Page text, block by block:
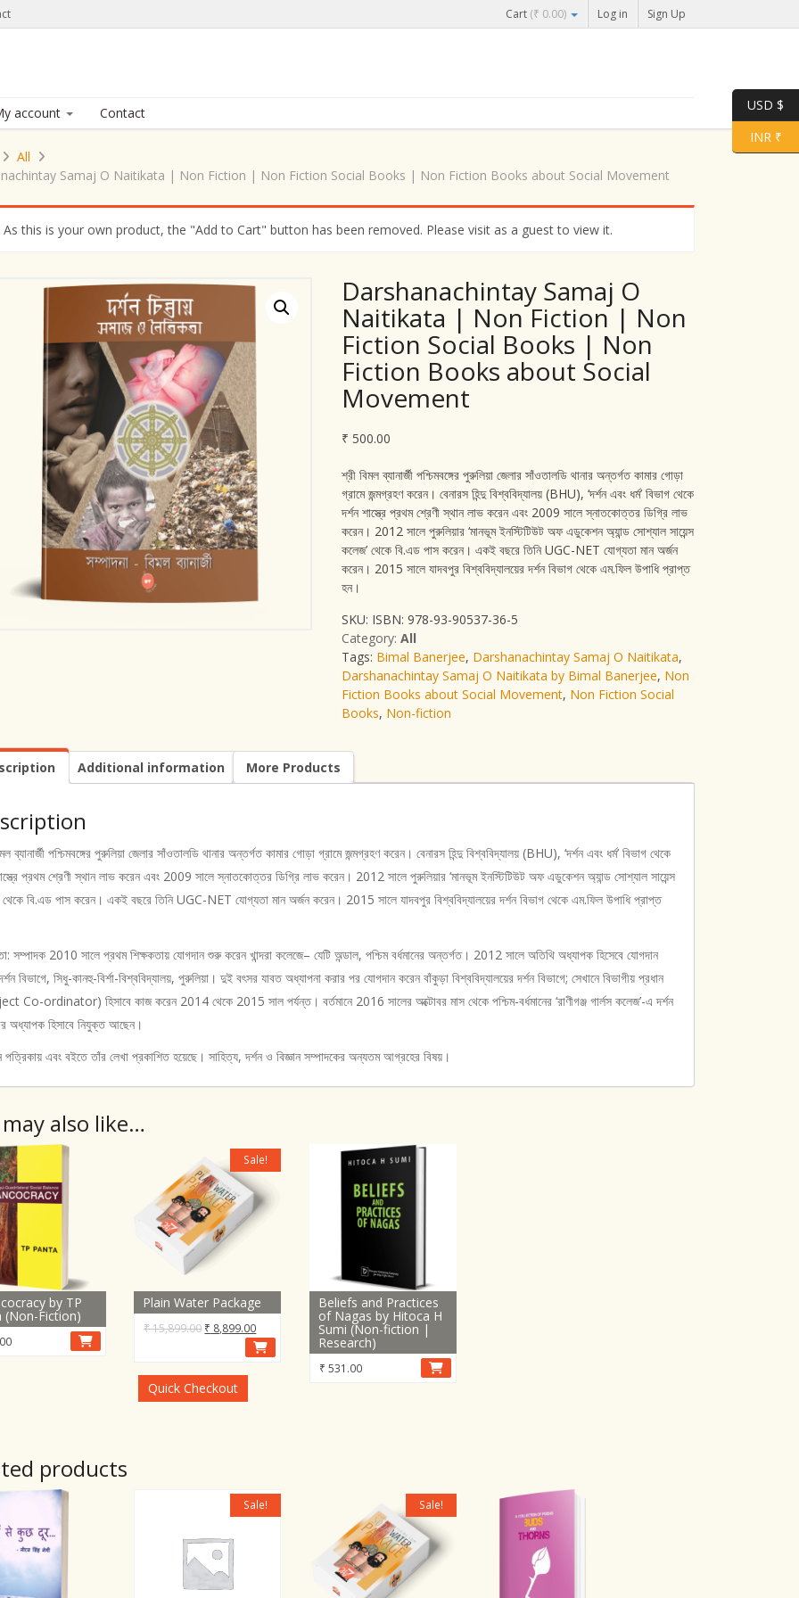
Cart (₹ 0.00) Log in Sign Up
account Contact
All
Samaj O Naitikata | Non Fiction | Non Fiction Social Books | Non Fiction Books about Social Movement
As this is your own product, the "Add to Cart" button has been removed. Please visit as a guest to view it.
Darshanachintay Samaj O
Naitikata | Non Fiction | Non
Fiction Social Books | Non
Fiction Books about Social
Movement
₹ 500.00
শ্রী বিমল ব্যানার্জী পশ্চিমবঙ্গের পুরুলিয়া জেলার সাঁওতালডি থানার অন্তর্গত কামার গোড়া
গ্রামে জন্মগ্রহণ করেন। বেনারস হিন্দু বিশ্ববিদ্যালয় (BHU), ‘দর্শন এবং ধর্ম’ বিভাগ থেকে
দর্শন শাস্ত্রে প্রথম শ্রেণী স্থান লাভ করেন এবং 2009 সালে স্নাতকোত্তর ডিগ্রি লাভ
করেন। 2012 সালে পুরুলিয়ার ‘মানভূম ইনস্টিটিউট অফ এডুকেশন অ্যান্ড সোশ্যাল সায়েন্স
কলেজ’ থেকে বি.এড পাস করেন। একই বছরে তিনি UGC-NET যোগ্যতা মান অর্জন
করেন। 2015 সালে যাদবপুর বিশ্ববিদ্যালয়ের দর্শন বিভাগ থেকে এম.ফিল উপাধি প্রাপ্ত
হন।
SKU: ISBN: 978-93-90537-36-5
Category: All
Tags: Bimal Banerjee, Darshanachintay Samaj O Naitikata,
Darshanachintay Samaj O Naitikata by Bimal Banerjee, Non
Fiction Books about Social Movement, Non Fiction Social
Books, Non-fiction
Additional information More Products
ব্যানার্জী পশ্চিমবঙ্গের পুরুলিয়া জেলার সাঁওতালডি থানার অন্তর্গত কামার গোড়া গ্রামে জন্মগ্রহণ করেন। বেনারস হিন্দু বিশ্ববিদ্যালয় (BHU), ‘দর্শন এবং ধর্ম’ বিভাগ থেকে
প্রথম শ্রেণী স্থান লাভ করেন এবং 2009 সালে স্নাতকোত্তর ডিগ্রি লাভ করেন। 2012 সালে পুরুলিয়ার ‘মানভূম ইনস্টিটিউট অফ এডুকেশন অ্যান্ড সোশ্যাল সায়েন্স
থেকে বি.এড পাস করেন। একই বছরে তিনি UGC-NET যোগ্যতা মান অর্জন করেন। 2015 সালে যাদবপুর বিশ্ববিদ্যালয়ের দর্শন বিভাগ থেকে এম.ফিল উপাধি প্রাপ্ত
সম্পাদক 2010 সালে প্রথম শিক্ষকতায় যোগদান শুরু করেন খান্দরা কলেজে– যেটি অন্ডাল, পশ্চিম বর্ধমানের অন্তর্গত। 2012 সালে অতিথি অধ্যাপক হিসেবে যোগদান
বিভাগে, সিধু-কানহু-বির্শা-বিশ্ববিদ্যালয়, পুরুলিয়া। দুই বৎসর যাবত অধ্যাপনা করার পর যোগদান করেন বাঁকুড়া বিশ্ববিদ্যালয়ের দর্শন বিভাগে; সেখানে বিভাগীয় প্রধান
Co-ordinator) হিসাবে কাজ করেন 2014 থেকে 2015 সাল পর্যন্ত। বর্তমানে 2016 সালের অক্টোবর মাস থেকে পশ্চিম-বর্ধমানের ‘রাণীগঞ্জ গার্লস কলেজ’-এ দর্শন
অধ্যাপক হিসাবে নিযুক্ত আছেন।
পত্রিকায় এবং বইতে তাঁর লেখা প্রকাশিত হয়েছে। সাহিত্য, দর্শন ও বিজ্ঞান সম্পাদকের অন্যতম আগ্রহের বিষয়।
also like…
by TP
(Non-Fiction)
Sale!
Plain Water Package
₹15,899.00 Original
₹ 15,899.00.
₹ 8,899.00Current
price
Quick Checkout
Beliefs and Practices
of Nagas by Hitoca H
Sumi (Non-fiction |
Research)
₹ 531.00
products
Sale! Sale!
USD $
INR ₹